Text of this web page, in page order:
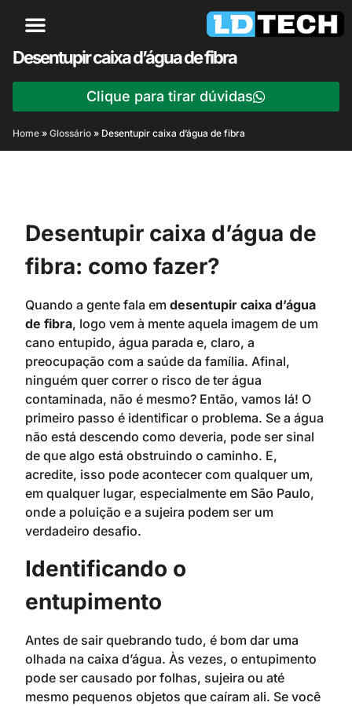
Desentupir caixa d’água de fibra
Clique para tirar dúvidas
Home » Glossário » Desentupir caixa d’água de fibra
Desentupir caixa d’água de
fibra: como fazer?
Quando a gente fala em desentupir caixa d’água
de fibra, logo vem à mente aquela imagem de um
cano entupido, água parada e, claro, a
preocupação com a saúde da família. Afinal,
ninguém quer correr o risco de ter água
contaminada, não é mesmo? Então, vamos lá! O
primeiro passo é identificar o problema. Se a água
não está descendo como deveria, pode ser sinal
de que algo está obstruindo o caminho. E,
acredite, isso pode acontecer com qualquer um,
em qualquer lugar, especialmente em São Paulo,
onde a poluição e a sujeira podem ser um
verdadeiro desafio.
Identificando o
entupimento
Antes de sair quebrando tudo, é bom dar uma
olhada na caixa d’água. Às vezes, o entupimento
pode ser causado por folhas, sujeira ou até
mesmo pequenos objetos que caíram ali. Se você